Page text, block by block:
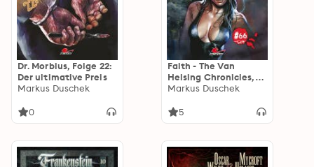
Dr. Morbius, Folge 22:
Der ultimative Preis
Markus Duschek
0
Faith - The Van
Helsing Chronicles,
Folge 66: Haus der
Markus Duschek
5